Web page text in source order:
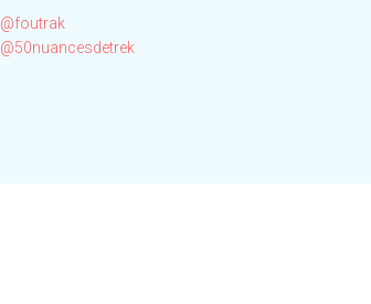
@foutrak
@50nuancesdetrek